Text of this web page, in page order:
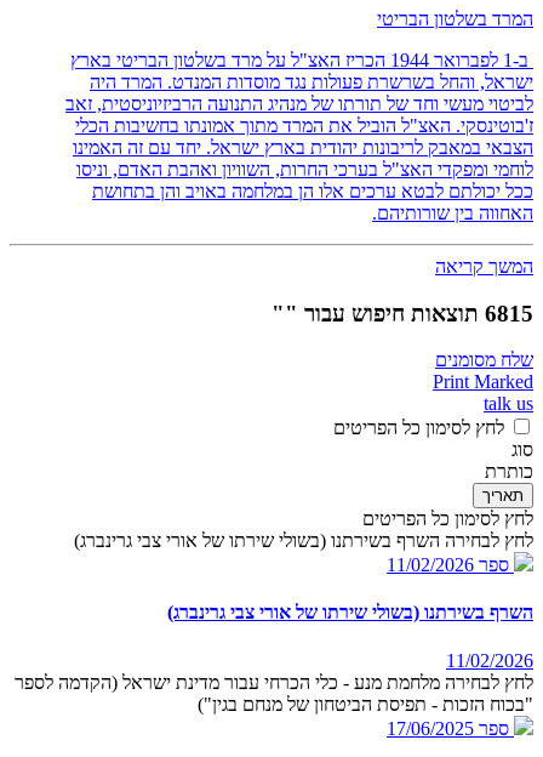
המרד בשלטון הבריטי
ב-1 לפברואר 1944 הכריז האצ"ל על מרד בשלטון הבריטי בארץ
ישראל, והחל בשרשרת פעולות נגד מוסדות המנדט. המרד היה
לביטוי מעשי וחד של תורתו של מנהיג התנועה הרביזיוניסטית, זאב
ז'בוטינסקי. האצ"ל הוביל את המרד מתוך אמונתו בחשיבות הכלי
הצבאי במאבק לריבונות יהודית בארץ ישראל. יחד עם זה האמינו
לוחמי ומפקדי האצ"ל בערכי החרות, השוויון ואהבת האדם, וניסו
ככל יכולתם לבטא ערכים אלו הן במלחמה באויב והן בתחושת
האחווה בין שורותיהם.
המשך קריאה
6815 תוצאות חיפוש עבור ""
שלח מסומנים
Print Marked
talk us
לחץ לסימון כל הפריטים
סוג
כותרת
תאריך
לחץ לסימון כל הפריטים
לחץ לבחירה השרף בשירתנו (בשולי שירתו של אורי צבי גרינברג)
ספר 11/02/2026
השרף בשירתנו (בשולי שירתו של אורי צבי גרינברג)
11/02/2026
לחץ לבחירה מלחמת מנע - כלי הכרחי עבור מדינת ישראל (הקדמה לספר
"בכוח הזכות - תפיסת הביטחון של מנחם בגין")
ספר 17/06/2025